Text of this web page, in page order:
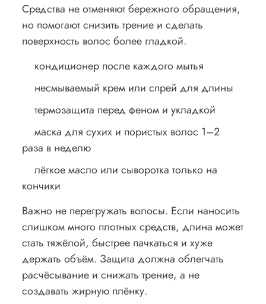
Средства не отменяют бережного обращения,
но помогают снизить трение и сделать
поверхность волос более гладкой.
кондиционер после каждого мытья
несмываемый крем или спрей для длины
термозащита перед феном и укладкой
маска для сухих и пористых волос 1–2
раза в неделю
лёгкое масло или сыворотка только на
кончики
Важно не перегружать волосы. Если наносить
слишком много плотных средств, длина может
стать тяжёлой, быстрее пачкаться и хуже
держать объём. Защита должна облегчать
расчёсывание и снижать трение, а не
создавать жирную плёнку.